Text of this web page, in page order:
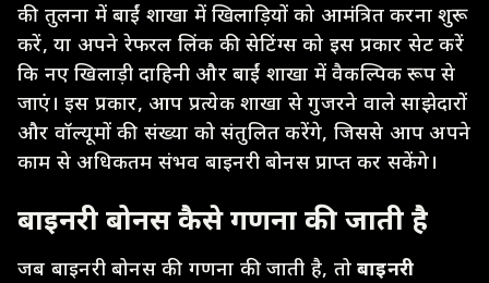
की तुलना में बाईं शाखा में खिलाड़ियों को आमंत्रित करना शुरू
करें, या अपने रेफरल लिंक की सेटिंग्स को इस प्रकार सेट करें
कि नए खिलाड़ी दाहिनी और बाईं शाखा में वैकल्पिक रूप से
जाएं। इस प्रकार, आप प्रत्येक शाखा से गुजरने वाले साझेदारों
और वॉल्यूमों की संख्या को संतुलित करेंगे, जिससे आप अपने
काम से अधिकतम संभव बाइनरी बोनस प्राप्त कर सकेंगे।
बाइनरी बोनस कैसे गणना की जाती है
जब बाइनरी बोनस की गणना की जाती है, तो बाइनरी